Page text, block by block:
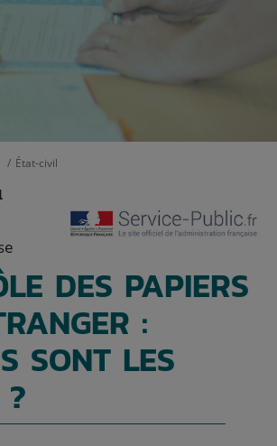
État-civil
DES PAPIERS
:
SONT LES
?